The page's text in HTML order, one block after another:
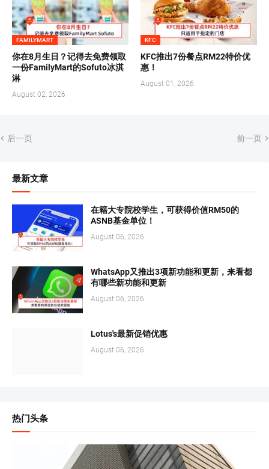
FAMILYMART
你在8月生日？记得去免费领取
一份FamilyMart的Sofuto冰淇
淋
August 02, 2026
KFC
KFC推出7份餐点RM22特价优
惠！
August 01, 2026
后一页 前一页
最新文章
在籍大专院校学生，可获得价值RM50的
ASNB基金单位！
August 06, 2026
WhatsApp又推出3项新功能和更新，来看都
有哪些新功能和更新
August 06, 2026
Lotus's最新促销优惠
August 06, 2026
热门头条